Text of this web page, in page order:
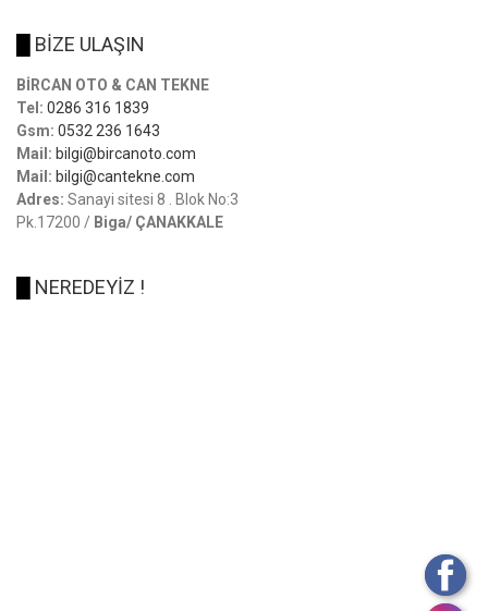
BİZE ULAŞIN
BİRCAN OTO & CAN TEKNE
Tel: 0286 316 1839
Gsm: 0532 236 1643
Mail: bilgi@bircanoto.com
Mail: bilgi@cantekne.com
Adres: Sanayi sitesi 8 . Blok No:3
Pk.17200 / Biga/ ÇANAKKALE
NEREDEYİZ !